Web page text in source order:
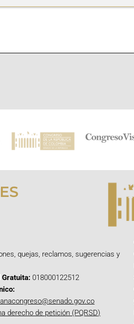
quejas, reclamos, sugerencias y
Gratuita: 018000122512
derecho de petición (PQRSD)